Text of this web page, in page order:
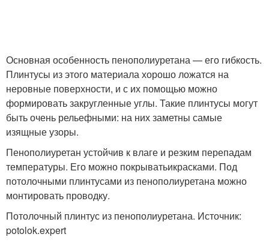
Основная особенность пенополиуретана — его гибкость.
Плинтусы из этого материала хорошо ложатся на
неровные поверхности, и с их помощью можно
формировать закругленные углы. Такие плинтусы могут
быть очень рельефными: на них заметны самые
изящные узоры.
Пенополиуретан устойчив к влаге и резким перепадам
температуры. Его можно покрыватьикрасками. Под
потолочными плинтусами из пенополиуретана можно
монтировать проводку.
Потолочный плинтус из пенополиуретана. Источник:
potolok.expert